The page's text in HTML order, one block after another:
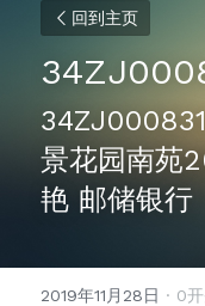
回到主页
景花园南苑
艳 邮储银行
2019年11月28日 · 0